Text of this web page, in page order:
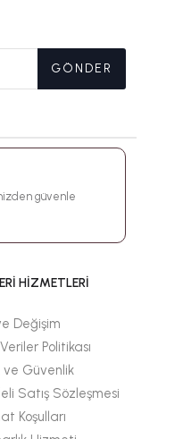
GÖNDER
güvenle
HİZMETLERİ
Değişim
Politikası
ve Güvenlik
Satış Sözleşmesi
Koşulları